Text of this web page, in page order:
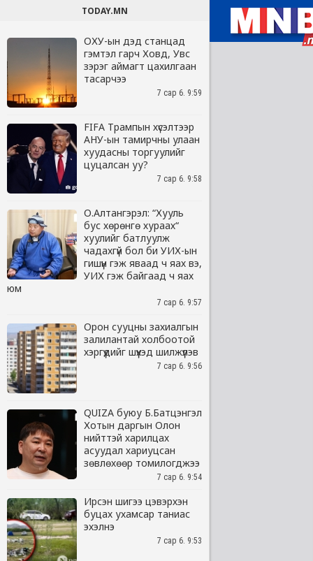
TODAY.MN
ОХУ-ын дэд станцад
гэмтэл гарч Ховд, Увс
зэрэг аймагт цахилгаан
тасарчээ
7 сар 6. 9:59
FIFA Трампын хүсэлтээр
АНУ-ын тамирчны улаан
хуудасны торгуулийг
цуцалсан уу?
7 сар 6. 9:58
О.Алтангэрэл: “Хууль
бус хөрөнгө хураах“
хуулийг батлуулж
чадахгүй бол би УИХ-ын
гишүүн гэж яваад ч яах вэ,
УИХ гэж байгаад ч яах
юм
7 сар 6. 9:57
Орон сууцны захиалгын
залилантай холбоотой
хэргүүдийг шүүхэд шилжүүлэв
7 сар 6. 9:56
QUIZA буюу Б.Батцэнгэл
Хотын даргын Олон
нийттэй харилцах
асуудал хариуцсан
зөвлөхөөр томилогджээ
7 сар 6. 9:54
Ирсэн шигээ цэвэрхэн
буцах ухамсар таниас
эхэлнэ
7 сар 6. 9:53